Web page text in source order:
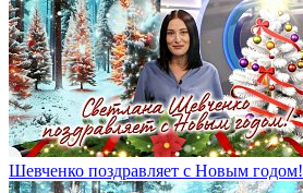
Шевченко поздравляет с Новым годом!